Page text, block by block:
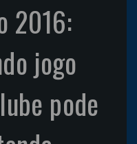
2016:
jogo
pode